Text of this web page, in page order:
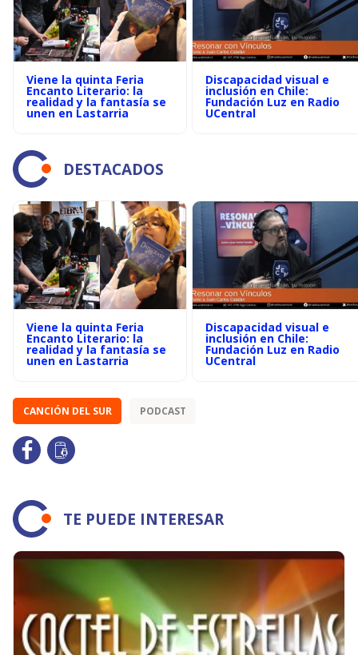
Viene la quinta Feria
Encanto Literario: la
realidad y la fantasía se
unen en Lastarria
Discapacidad visual e
inclusión en Chile:
Fundación Luz en Radio
UCentral
DESTACADOS
Viene la quinta Feria
Encanto Literario: la
realidad y la fantasía se
unen en Lastarria
Discapacidad visual e
inclusión en Chile:
Fundación Luz en Radio
UCentral
CANCIÓN DEL SUR PODCAST
TE PUEDE INTERESAR